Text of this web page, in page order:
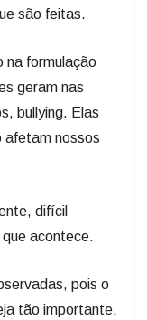
são feitas.
na formulação
geram nas
bullying. Elas
afetam nossos
difícil
acontece.
pois o
tão importante,